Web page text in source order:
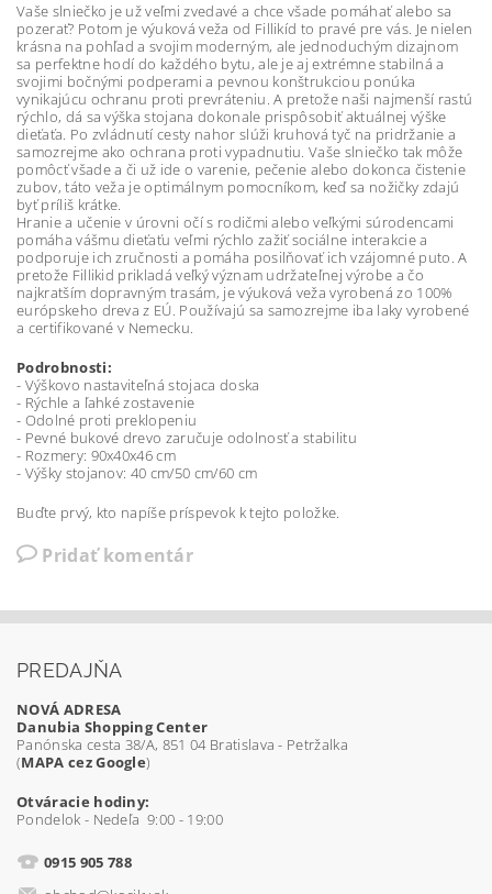
Vaše slniečko je už veľmi zvedavé a chce všade pomáhať alebo sa
pozerať? Potom je výuková veža od Fillikíd to pravé pre vás. Je nielen
krásna na pohľad a svojim moderným, ale jednoduchým dizajnom
sa perfektne hodí do každého bytu, ale je aj extrémne stabilná a
svojimi bočnými podperami a pevnou konštrukciou ponúka
vynikajúcu ochranu proti prevráteniu. A pretože naši najmenší rastú
rýchlo, dá sa výška stojana dokonale prispôsobiť aktuálnej výške
dieťaťa. Po zvládnutí cesty nahor slúži kruhová tyč na pridržanie a
samozrejme ako ochrana proti vypadnutiu. Vaše slniečko tak môže
pomôcť všade a či už ide o varenie, pečenie alebo dokonca čistenie
zubov, táto veža je optimálnym pomocníkom, keď sa nožičky zdajú
byť príliš krátke.
Hranie a učenie v úrovni očí s rodičmi alebo veľkými súrodencami
pomáha vášmu dieťaťu veľmi rýchlo zažiť sociálne interakcie a
podporuje ich zručnosti a pomáha posilňovať ich vzájomné puto. A
pretože Fillikid prikladá veľký význam udržateľnej výrobe a čo
najkratším dopravným trasám, je výuková veža vyrobená zo 100%
európskeho dreva z EÚ. Používajú sa samozrejme iba laky vyrobené
a certifikované v Nemecku.
Podrobnosti:
- Výškovo nastaviteľná stojaca doska
- Rýchle a ľahké zostavenie
- Odolné proti preklopeniu
- Pevné bukové drevo zaručuje odolnosť a stabilitu
- Rozmery: 90x40x46 cm
- Výšky stojanov: 40 cm/50 cm/60 cm
Buďte prvý, kto napíše príspevok k tejto položke.
Pridať komentár
PREDAJŇA
NOVÁ ADRESA
Danubia Shopping Center
Panónska cesta 38/A, 851 04 Bratislava - Petržalka
(MAPA cez Google)
Otváracie hodiny:
Pondelok - Nedeľa 9:00 - 19:00
0915 905 788